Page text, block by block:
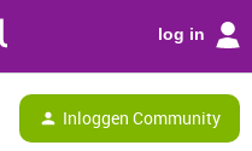
log in
Inloggen Community